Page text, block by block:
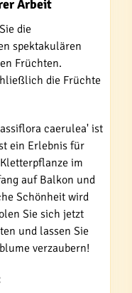
Arbeit
die
spektakulären
Früchten.
die Früchte
caerulea' ist
ein Erlebnis für
im
auf Balkon und
Schönheit wird
Sie sich jetzt
und lassen Sie
verzaubern!